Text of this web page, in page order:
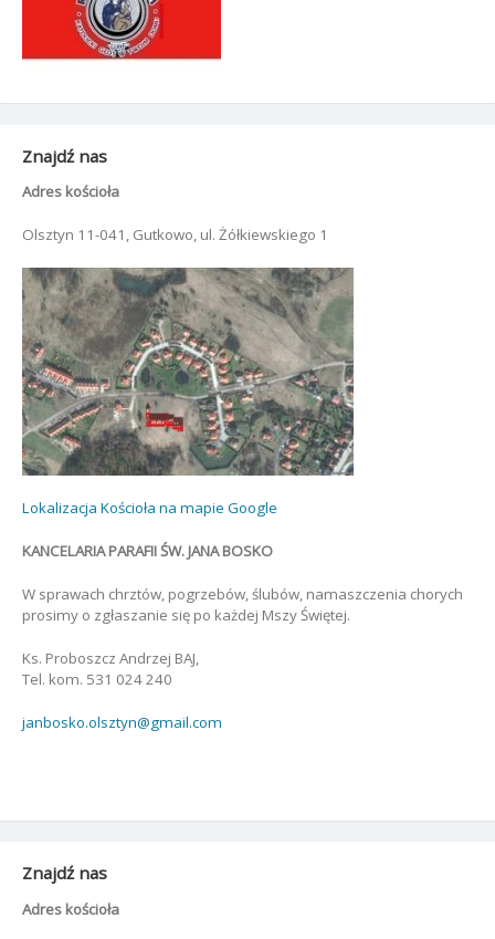
Znajdź nas
Adres kościoła
Olsztyn 11-041, Gutkowo, ul. Żółkiewskiego 1
Lokalizacja Kościoła na mapie Google
KANCELARIA PARAFII ŚW. JANA BOSKO
W sprawach chrztów, pogrzebów, ślubów, namaszczenia chorych
prosimy o zgłaszanie się po każdej Mszy Świętej.
Ks. Proboszcz Andrzej BAJ,
Tel. kom. 531 024 240
janbosko.olsztyn@gmail.com
Znajdź nas
Adres kościoła